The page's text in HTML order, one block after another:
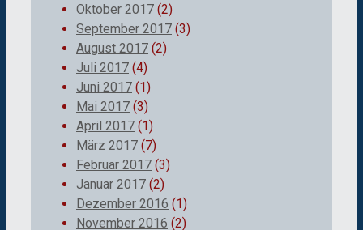
Oktober 2017 (2)
September 2017 (3)
August 2017 (2)
Juli 2017 (4)
Juni 2017 (1)
Mai 2017 (3)
April 2017 (1)
März 2017 (7)
Februar 2017 (3)
Januar 2017 (2)
Dezember 2016 (1)
November 2016 (2)